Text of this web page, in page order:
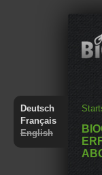
Sie
Deutsch
Français
English